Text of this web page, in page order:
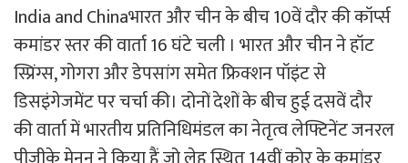
India and Chinaभारत और चीन के बीच 10वें दौर की कॉर्प्स
कमांडर स्तर की वार्ता 16 घंटे चली । भारत और चीन ने हॉट
स्प्रिंग्स, गोगरा और डेपसांग समेत फ्रिक्शन पॉइंट से
डिसइंगेजमेंट पर चर्चा की। दोनों देशों के बीच हुई दसवें दौर
की वार्ता में भारतीय प्रतिनिधिमंडल का नेतृत्व लेफ्टिनेंट जनरल